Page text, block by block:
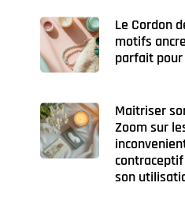
Le Cordon
motifs
parfait pour
Maitriser
Zoom sur
son